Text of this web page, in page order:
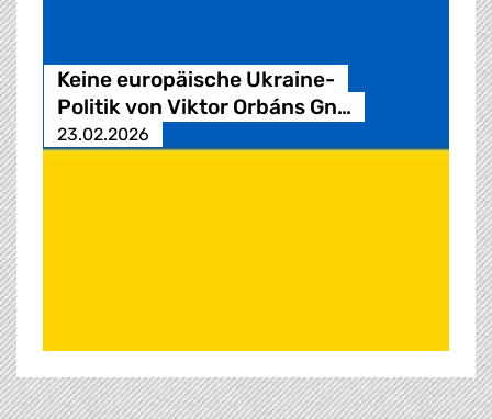
Keine europäische Ukraine-
Politik von Viktor Orbáns Gn…
23.02.2026